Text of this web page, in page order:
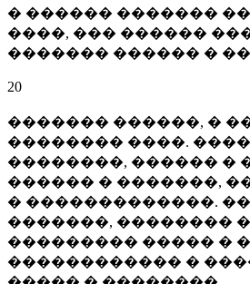
� ������ �������
����, ��� ������
������� ������ �
20
������� ������, �
�������� ����.
��������, ������ �
������ � �������,
� �������������.
�������, ��������
��������� ����� �
������������ �